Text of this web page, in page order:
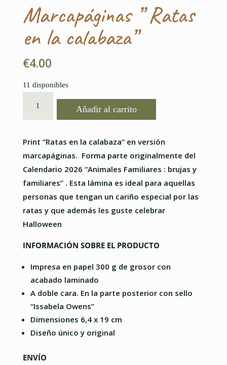
Marcapáginas ” Ratas
en la calabaza”
€4.00
11 disponibles
MARCAPÁGINAS
EN
LA
CALABAZA"
CANTIDAD
Añadir al carrito
Print “Ratas en la calabaza” en versión
marcapáginas. Forma parte originalmente del
Calendario 2026 “Animales Familiares : brujas y
familiares” . Esta lámina es ideal para aquellas
personas que tengan un cariño especial por las
ratas y que además les guste celebrar
Halloween
INFORMACIÓN SOBRE EL PRODUCTO
Impresa en papel 300 g de grosor con
acabado laminado
A doble cara. En la parte posterior con sello
“Issabela Owens”
Dimensiones 6,4 x 19 cm
Diseño único y original
ENVÍO